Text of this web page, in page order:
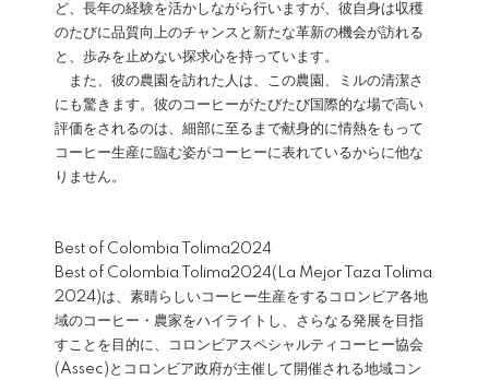
ど、長年の経験を活かしながら行いますが、彼自身は収穫
のたびに品質向上のチャンスと新たな革新の機会が訪れる
と、歩みを止めない探求心を持っています。
また、彼の農園を訪れた人は、この農園、ミルの清潔さ
にも驚きます。彼のコーヒーがたびたび国際的な場で高い
評価をされるのは、細部に至るまで献身的に情熱をもって
コーヒー生産に臨む姿がコーヒーに表れているからに他な
りません。
Best of Colombia Tolima2024
Best of Colombia Tolima2024(La Mejor Taza Tolima
2024)は、素晴らしいコーヒー生産をするコロンビア各地
域のコーヒー・農家をハイライトし、さらなる発展を目指
すことを目的に、コロンビアスペシャルティコーヒー協会
(Assec)とコロンビア政府が主催して開催される地域コン